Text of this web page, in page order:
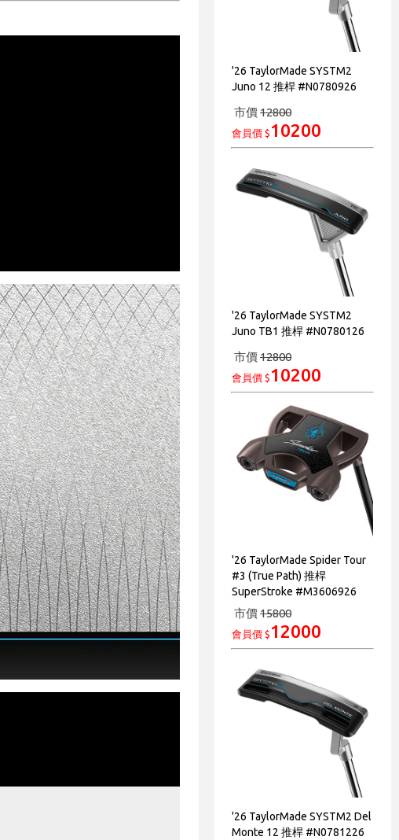
'26 TaylorMade SYSTM2
Juno 12 推桿 #N0780926
市價12800
會員價 $ 10200
'26 TaylorMade SYSTM2
Juno TB1 推桿 #N0780126
市價12800
會員價 $ 10200
'26 TaylorMade Spider Tour
#3 (True Path) 推桿
SuperStroke #M3606926
市價15800
會員價 $ 12000
'26 TaylorMade SYSTM2 Del
Monte 12 推桿 #N0781226